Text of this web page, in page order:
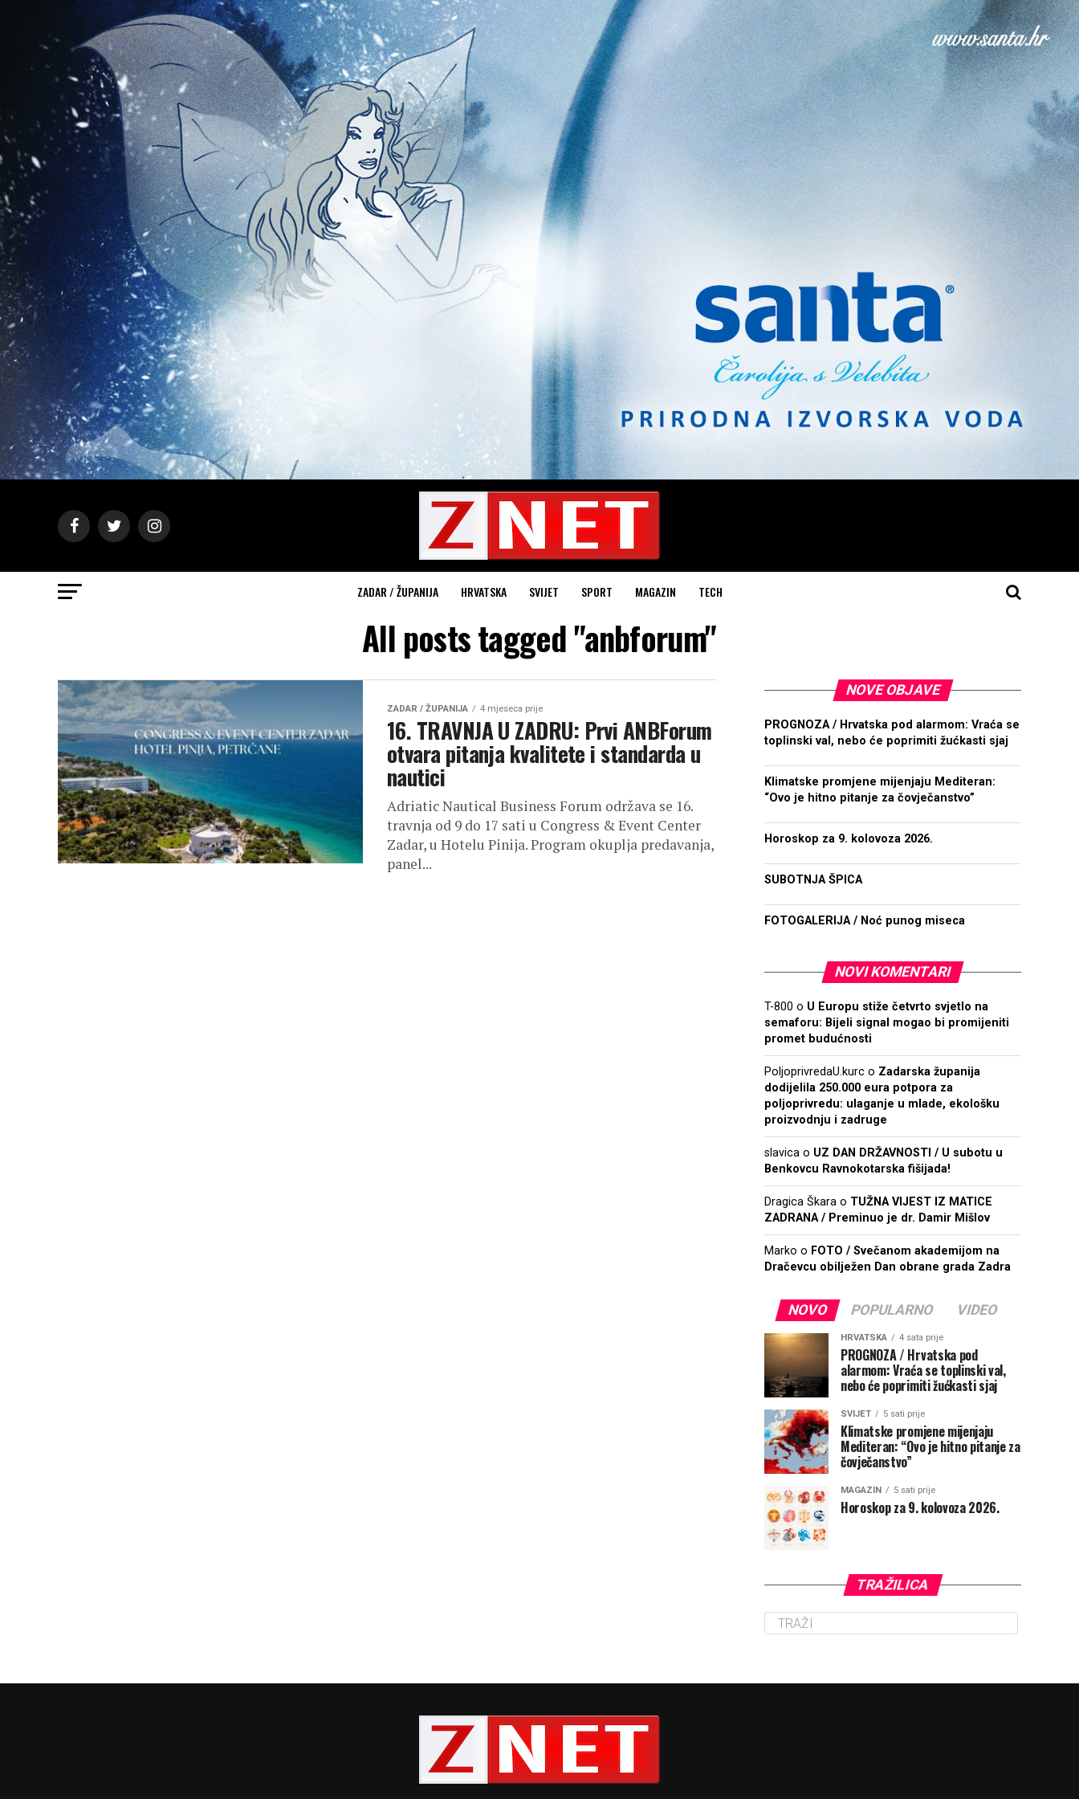
ZADAR / ŽUPANIJA HRVATSKA SVIJET SPORT MAGAZIN TECH
All posts tagged "anbforum"
ZADAR / ŽUPANIJA 4 mjeseca prije
16. TRAVNJA U ZADRU: Prvi ANBForum
otvara pitanja kvalitete i standarda u
nautici
Adriatic Nautical Business Forum održava se 16.
travnja od 9 do 17 sati u Congress & Event Center
Zadar, u Hotelu Pinija. Program okuplja predavanja,
panel...
NOVE OBJAVE
PROGNOZA / Hrvatska pod alarmom: Vraća se
toplinski val, nebo će poprimiti žućkasti sjaj
Klimatske promjene mijenjaju Mediteran:
“Ovo je hitno pitanje za čovječanstvo”
Horoskop za 9. kolovoza 2026.
SUBOTNJA ŠPICA
FOTOGALERIJA / Noć punog miseca
NOVI KOMENTARI
T-800 o U Europu stiže četvrto svjetlo na
semaforu: Bijeli signal mogao bi promijeniti
promet budućnosti
PoljoprivredaU.kurc o Zadarska županija
dodijelila 250.000 eura potpora za
poljoprivredu: ulaganje u mlade, ekološku
proizvodnju i zadruge
slavica o UZ DAN DRŽAVNOSTI / U subotu u
Benkovcu Ravnokotarska fišijada!
Dragica Škara o TUŽNA VIJEST IZ MATICE
ZADRANA / Preminuo je dr. Damir Mišlov
Marko o FOTO / Svečanom akademijom na
Dračevcu obilježen Dan obrane grada Zadra
NOVO POPULARNO VIDEO
HRVATSKA 4 sata prije
PROGNOZA / Hrvatska pod
alarmom: Vraća se toplinski val,
nebo će poprimiti žućkasti sjaj
SVIJET 5 sati prije
Klimatske promjene mijenjaju
Mediteran: “Ovo je hitno pitanje za
čovječanstvo”
MAGAZIN 5 sati prije
Horoskop za 9. kolovoza 2026.
TRAŽILICA